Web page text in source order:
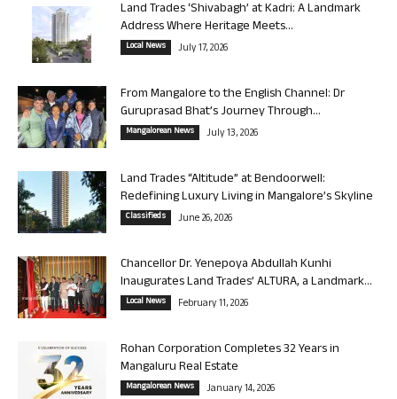
Land Trades ‘Shivabagh’ at Kadri: A Landmark
Address Where Heritage Meets...
Local News July 17, 2026
From Mangalore to the English Channel: Dr
Guruprasad Bhat’s Journey Through...
Mangalorean News July 13, 2026
Land Trades “Altitude” at Bendoorwell:
Redefining Luxury Living in Mangalore’s Skyline
Classifieds June 26, 2026
Chancellor Dr. Yenepoya Abdullah Kunhi
Inaugurates Land Trades’ ALTURA, a Landmark...
Local News February 11, 2026
Rohan Corporation Completes 32 Years in
Mangaluru Real Estate
Mangalorean News January 14, 2026